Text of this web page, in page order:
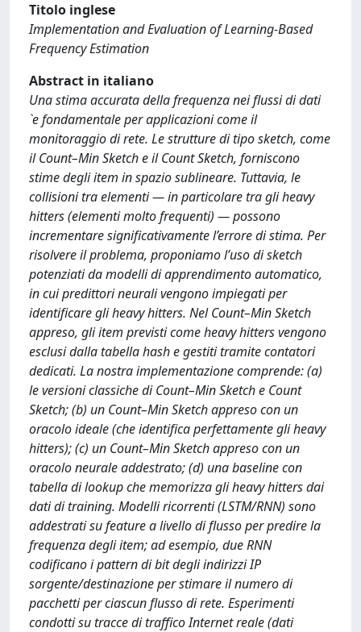
Titolo inglese
Implementation and Evaluation of Learning-Based
Frequency Estimation
Abstract in italiano
Una stima accurata della frequenza nei flussi di dati
`e fondamentale per applicazioni come il
monitoraggio di rete. Le strutture di tipo sketch, come
il Count–Min Sketch e il Count Sketch, forniscono
stime degli item in spazio sublineare. Tuttavia, le
collisioni tra elementi — in particolare tra gli heavy
hitters (elementi molto frequenti) — possono
incrementare significativamente l’errore di stima. Per
risolvere il problema, proponiamo l’uso di sketch
potenziati da modelli di apprendimento automatico,
in cui predittori neurali vengono impiegati per
identificare gli heavy hitters. Nel Count–Min Sketch
appreso, gli item previsti come heavy hitters vengono
esclusi dalla tabella hash e gestiti tramite contatori
dedicati. La nostra implementazione comprende: (a)
le versioni classiche di Count–Min Sketch e Count
Sketch; (b) un Count–Min Sketch appreso con un
oracolo ideale (che identifica perfettamente gli heavy
hitters); (c) un Count–Min Sketch appreso con un
oracolo neurale addestrato; (d) una baseline con
tabella di lookup che memorizza gli heavy hitters dai
dati di training. Modelli ricorrenti (LSTM/RNN) sono
addestrati su feature a livello di flusso per predire la
frequenza degli item; ad esempio, due RNN
codificano i pattern di bit degli indirizzi IP
sorgente/destinazione per stimare il numero di
pacchetti per ciascun flusso di rete. Esperimenti
condotti su tracce di traffico Internet reale (dati